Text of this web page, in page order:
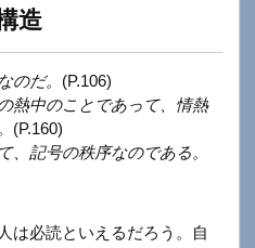
造
のだ。 (P.106)
熱中のことであって、情熱
(P.160)
、記号の秩序なのである。
は必読といえるだろう。自